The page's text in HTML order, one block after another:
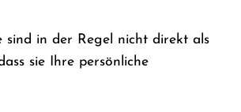
sind in der Regel nicht direkt als
sie Ihre persönliche